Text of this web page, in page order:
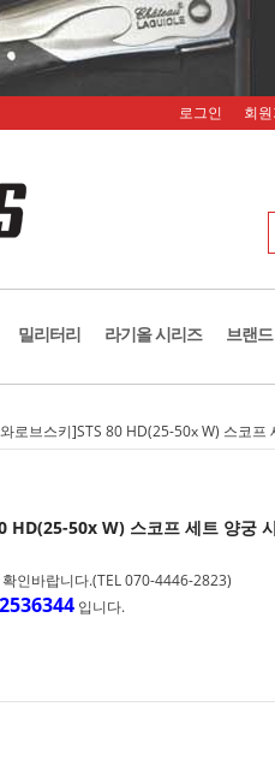
로그인 회
밀리터리 라기올 시리즈 브랜드
로브스키]STS 80 HD(25-50x W) 스코프
HD(25-50x W) 스코프 세트 양궁
인바랍니다.(TEL 070-4446-2823)
2536344 입니다.